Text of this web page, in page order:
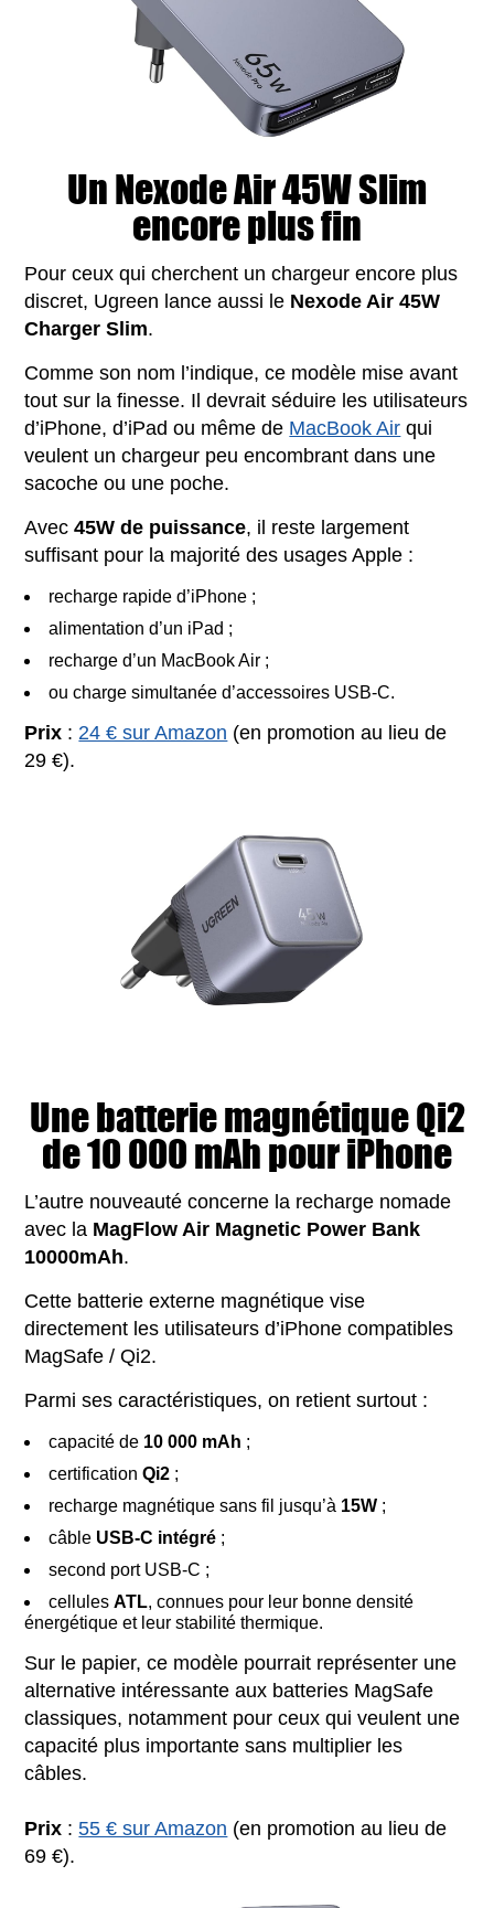
Un Nexode Air 45W Slim
encore plus fin
Pour ceux qui cherchent un chargeur encore plus
discret, Ugreen lance aussi le Nexode Air 45W
Charger Slim.
Comme son nom l’indique, ce modèle mise avant
tout sur la finesse. Il devrait séduire les utilisateurs
d’iPhone, d’iPad ou même de MacBook Air qui
veulent un chargeur peu encombrant dans une
sacoche ou une poche.
Avec45W de puissance, il reste largement
suffisant pour la majorité des usages Apple :
recharge rapide d’iPhone ;
alimentation d’un iPad ;
recharge d’un MacBook Air ;
ou charge simultanée d’accessoires USB-C.
Prix : 24 € sur Amazon (en promotion au lieu de
29 €).
Une batterie magnétique Qi2
de 10 000 mAh pour iPhone
L’autre nouveauté concerne la recharge nomade
avec la MagFlow Air Magnetic Power Bank
10000mAh.
Cette batterie externe magnétique vise
directement les utilisateurs d’iPhone compatibles
MagSafe / Qi2.
Parmi ses caractéristiques, on retient surtout :
capacité de 10 000 mAh ;
certificationQi2 ;
recharge magnétique sans fil jusqu’à 15W ;
câble USB-C intégré ;
second port USB-C ;
cellulesATL, connues pour leur bonne densité
énergétique et leur stabilité thermique.
Sur le papier, ce modèle pourrait représenter une
alternative intéressante aux batteries MagSafe
classiques, notamment pour ceux qui veulent une
capacité plus importante sans multiplier les
câbles.
Prix :55 € sur Amazon (en promotion au lieu de
69 €).